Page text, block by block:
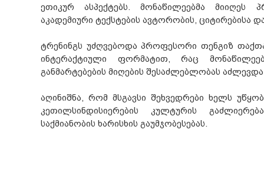
ეთიკურ ასპექტებს. მონაწილეებმა მიიღეს
აკადემიური ტექსტების ავტორობის, ციტირებისა
ტრენინგს უძღვებოდა პროფესორი თენგიზ
ინტერაქტიული ფორმატით, რაც
განმარტებების მიღების შესაძლებლობას
აღინიშნა, რომ მსგავსი შეხვედრები ხელს
კეთილსინდისიერების კულტურის
საქმიანობის ხარისხის გაუმჯობესებას.